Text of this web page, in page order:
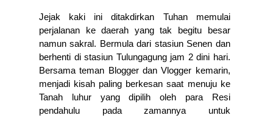
Jejak kaki ini ditakdirkan Tuhan memulai
perjalanan ke daerah yang tak begitu besar
namun sakral. Bermula dari stasiun Senen dan
berhenti di stasiun Tulungagung jam 2 dini hari.
Bersama teman Blogger dan Vlogger kemarin,
menjadi kisah paling berkesan saat menuju ke
Tanah luhur yang dipilih oleh para Resi
pendahulu pada zamannya untuk